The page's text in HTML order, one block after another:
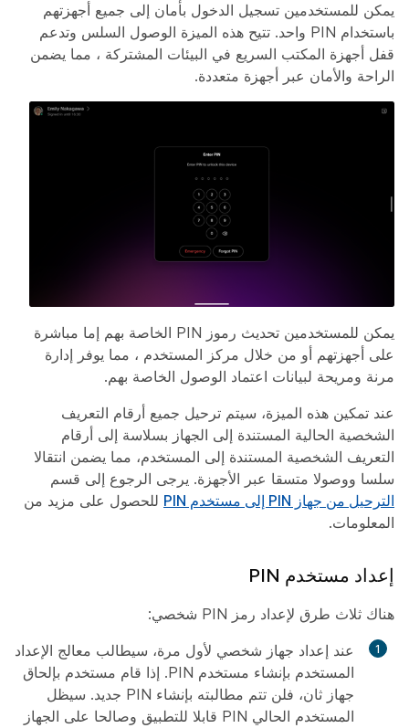
يمكن للمستخدمين تسجيل الدخول بأمان إلى جميع أجهزتهم
باستخدام PIN واحد. تتيح هذه الميزة الوصول السلس وتدعم
قفل أجهزة المكتب السريع في البيئات المشتركة ، مما يضمن
الراحة والأمان عبر أجهزة متعددة.
يمكن للمستخدمين تحديث رموز PIN الخاصة بهم إما مباشرة
على أجهزتهم أو من خلال مركز المستخدم ، مما يوفر إدارة
مرنة ومريحة لبيانات اعتماد الوصول الخاصة بهم.
عند تمكين هذه الميزة، سيتم ترحيل جميع أرقام التعريف
الشخصية الحالية المستندة إلى الجهاز بسلاسة إلى أرقام
التعريف الشخصية المستندة إلى المستخدم، مما يضمن انتقالا
سلسا ووصولا متسقا عبر الأجهزة. يرجى الرجوع إلى قسم
الترحيل من جهاز PIN إلى مستخدم PIN
للحصول على مزيد من
المعلومات.
إعداد مستخدم PIN
هناك ثلاث طرق لإعداد رمز PIN شخصي:
عند إعداد جهاز شخصي لأول مرة، سيطالب معالج الإعداد
المستخدم بإنشاء مستخدم PIN. إذا قام مستخدم بإلحاق
جهاز ثان، فلن تتم مطالبته بإنشاء PIN جديد. سيظل
المستخدم الحالي PIN قابلا للتطبيق وصالحا على الجهاز